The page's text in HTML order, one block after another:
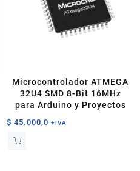
Microcontrolador ATMEGA
32U4 SMD 8-Bit 16MHz
para Arduino y Proyectos
$ 45.000,0 +IVA